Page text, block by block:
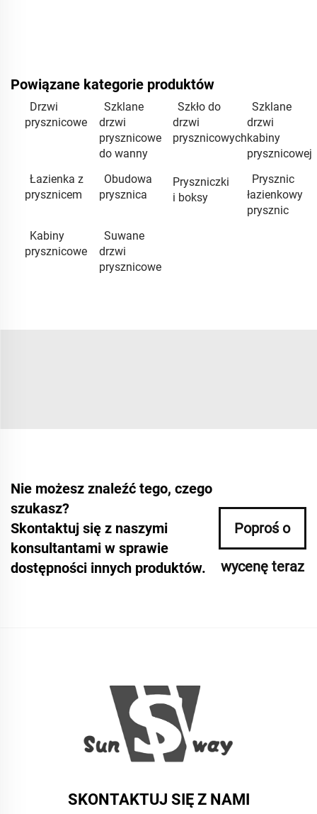
Powiązane kategorie produktów
Drzwi
prysznicowe
Szklane
drzwi
prysznicowe
do wanny
Szkło do
drzwi
prysznicowych
Szklane
drzwi
kabiny
prysznicowej
Łazienka z
prysznicem
Obudowa
prysznica
Pryszniczki
i boksy
Prysznic
łazienkowy
prysznic
Kabiny
prysznicowe
Suwane
drzwi
prysznicowe
Nie możesz znaleźć tego, czego
szukasz?
Skontaktuj się z naszymi
konsultantami w sprawie
dostępności innych produktów.
Poproś o
wycenę teraz
SKONTAKTUJ SIĘ Z NAMI